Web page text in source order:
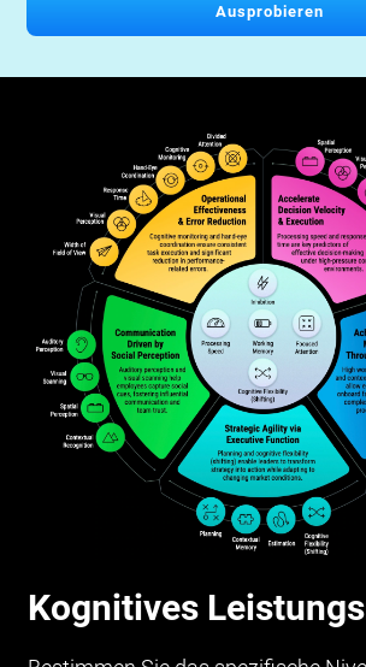
Ausprobieren
Kognitives